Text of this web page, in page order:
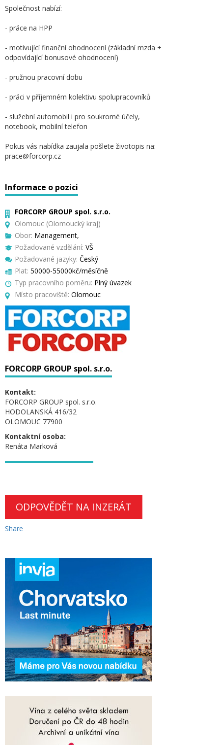
Společnost nabízí:
- práce na HPP
- motivující finanční ohodnocení (základní mzda +
odpovídající bonusové ohodnocení)
- pružnou pracovní dobu
- práci v příjemném kolektivu spolupracovníků
- služební automobil i pro soukromé účely,
notebook, mobilní telefon
Pokus vás nabídka zaujala pošlete životopis na:
prace@forcorp.cz
Informace o pozici
FORCORP GROUP spol. s.r.o.
Olomouc (Olomoucký kraj)
Obor: Management,
Požadované vzdělání: VŠ
Požadované jazyky: Český
Plat: 50000-55000kč/měsíčně
Typ pracovního poměru: Plný úvazek
Místo pracoviště: Olomouc
FORCORP GROUP spol. s.r.o.
Kontakt:
FORCORP GROUP spol. s.r.o.
HODOLANSKÁ 416/32
OLOMOUC 77900
Kontaktní osoba:
Renáta Marková
ODPOVĚDĚT NA INZERÁT
Share